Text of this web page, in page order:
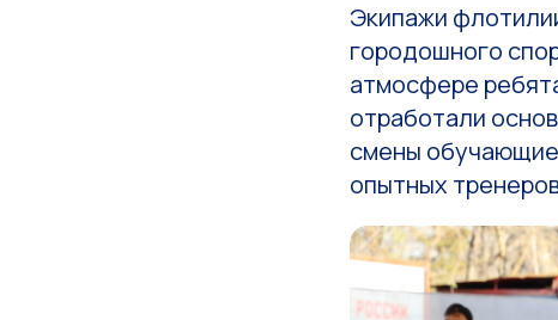
Экипажи
городошного
атмосфере
отработали
смены
опытных